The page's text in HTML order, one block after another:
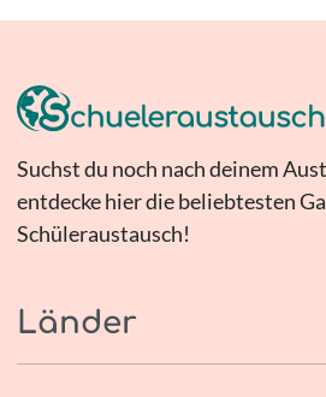
Suchst du noch nach deinem
entdecke hier die beliebtesten
Schüleraustausch!
Länder